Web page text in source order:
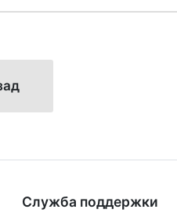
Служба поддержки